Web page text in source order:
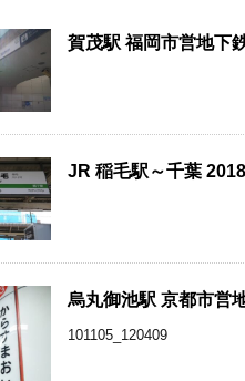
賀茂駅 福岡市営地下
JR 稲毛駅～千葉
烏丸御池駅 京都市営
101105_120409